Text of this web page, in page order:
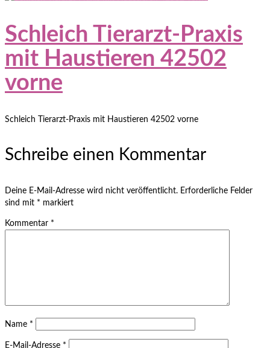
Schleich Tierarzt-Praxis
mit Haustieren 42502
vorne
Schleich Tierarzt-Praxis mit Haustieren 42502 vorne
Schreibe einen Kommentar
Deine E-Mail-Adresse wird nicht veröffentlicht. Erforderliche Felder
sind mit * markiert
Kommentar *
Name *
E-Mail-Adresse *